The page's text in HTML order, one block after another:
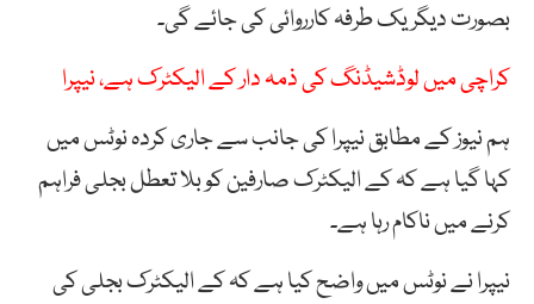
بصورت دیگر یک طرفہ کارروائی کی جائے گی۔
کراچی میں لوڈشیڈنگ کی ذمہ دار کے الیکٹرک ہے، نیپرا
ہم نیوز کے مطابق نیپرا کی جانب سے جاری کردہ نوٹس میں
کہا گیا ہے کہ کے الیکٹرک صارفین کو بلا تعطل بجلی فراہم
کرنے میں ناکام رہا ہے۔
نیپرا نے نوٹس میں واضح کیا ہے کہ کے الیکٹرک بجلی کی